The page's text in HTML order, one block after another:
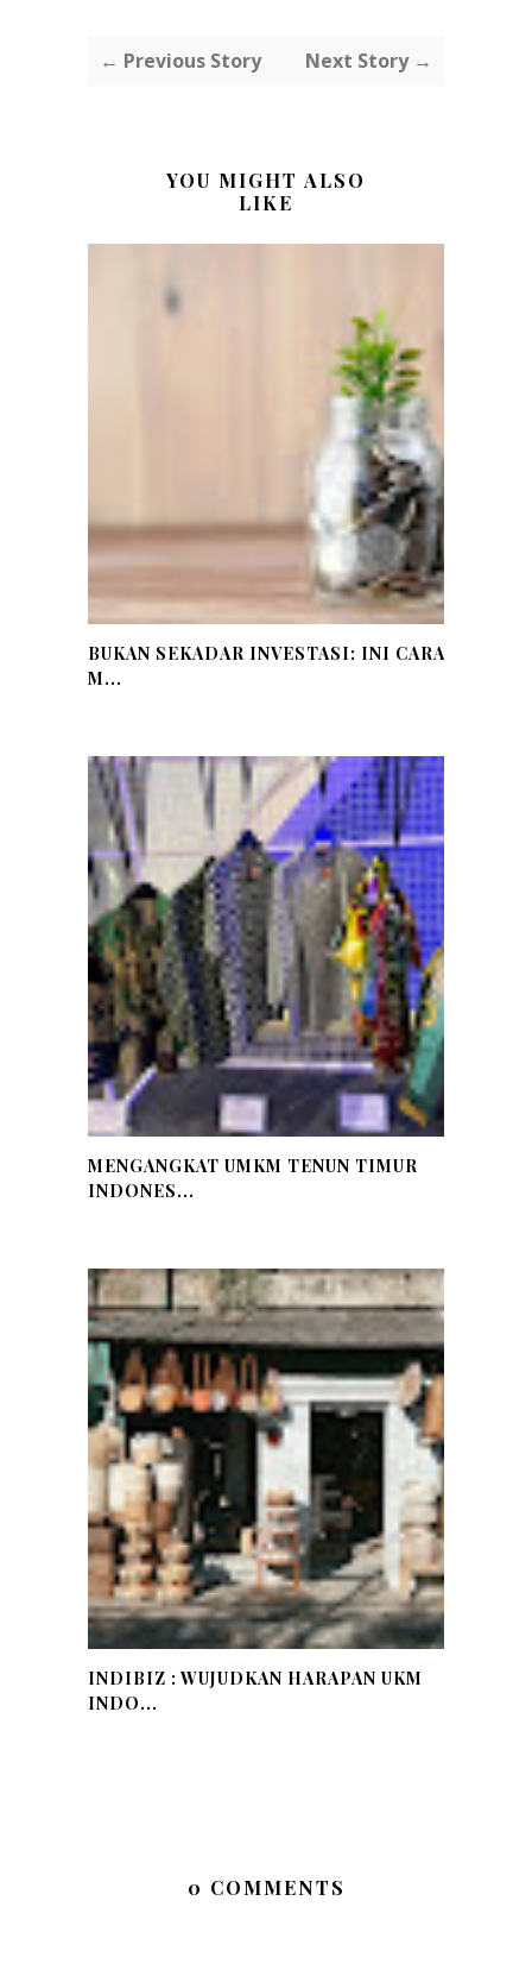
← Previous Story Next Story →
YOU MIGHT ALSO
LIKE
BUKAN SEKADAR INVESTASI: INI CARA
M...
MENGANGKAT UMKM TENUN TIMUR
INDONES...
INDIBIZ : WUJUDKAN HARAPAN UKM
INDO...
0 COMMENTS